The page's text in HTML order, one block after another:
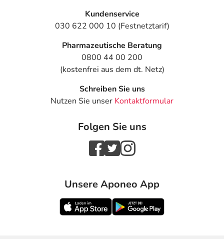
Kundenservice
030 622 000 10 (Festnetztarif)
Pharmazeutische Beratung
0800 44 00 200
(kostenfrei aus dem dt. Netz)
Schreiben Sie uns
Nutzen Sie unser Kontaktformular
Folgen Sie uns
Unsere Aponeo App